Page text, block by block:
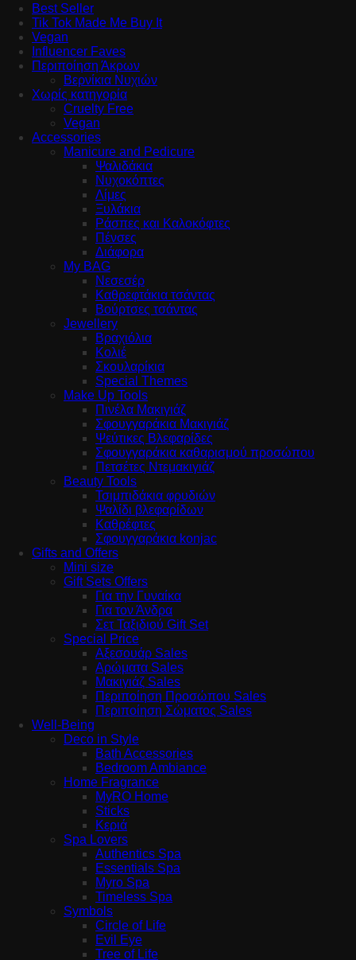
Best Seller
Tik Tok Made Me Buy It
Vegan
Influencer Faves
Περιποίηση Άκρων
Βερνίκια Νυχιών
Χωρίς κατηγορία
Cruelty Free
Vegan
Accessories
Manicure and Pedicure
Ψαλιδάκια
Νυχοκόπτες
Λίμες
Ξυλάκια
Ράσπες και Καλοκόφτες
Πένσες
Διάφορα
My BAG
Νεσεσέρ
Καθρεφτάκια τσάντας
Βούρτσες τσάντας
Jewellery
Βραχιόλια
Κολιέ
Σκουλαρίκια
Special Themes
Make Up Tools
Πινέλα Μακιγιάζ
Σφουγγαράκια Μακιγιάζ
Ψεύτικες Βλεφαρίδες
Σφουγγαράκια καθαρισμού προσώπου
Πετσέτες Ντεμακιγιάζ
Beauty Tools
Τσιμπιδάκια φρυδιών
Ψαλίδι βλεφαρίδων
Καθρέφτες
Σφουγγαράκια konjac
Gifts and Offers
Mini size
Gift Sets Offers
Για την Γυναίκα
Για τον Άνδρα
Σετ Ταξιδιού Gift Set
Special Price
Αξεσουάρ Sales
Αρώματα Sales
Μακιγιάζ Sales
Περιποίηση Προσώπου Sales
Περιποίηση Σώματος Sales
Well-Being
Deco in Style
Bath Accessories
Bedroom Ambiance
Home Fragrance
MyRO Home
Sticks
Κεριά
Spa Lovers
Authentics Spa
Essentials Spa
Myro Spa
Timeless Spa
Symbols
Circle of Life
Evil Eye
Tree of Life